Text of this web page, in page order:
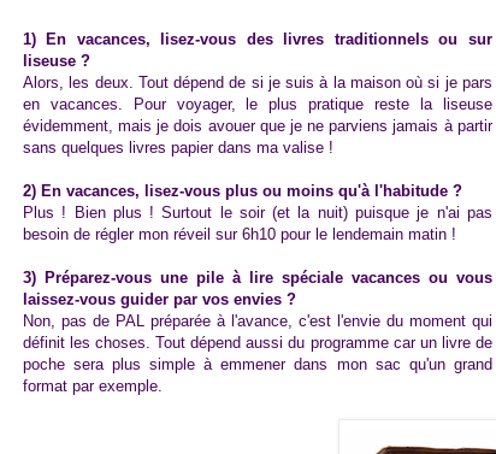
1) En vacances, lisez-vous des livres traditionnels ou sur
liseuse ?
Alors, les deux. Tout dépend de si je suis à la maison où si je pars
en vacances. Pour voyager, le plus pratique reste la liseuse
évidemment, mais je dois avouer que je ne parviens jamais à partir
sans quelques livres papier dans ma valise !
2) En vacances, lisez-vous plus ou moins qu'à l'habitude ?
Plus ! Bien plus ! Surtout le soir (et la nuit) puisque je n'ai pas
besoin de régler mon réveil sur 6h10 pour le lendemain matin !
3) Préparez-vous une pile à lire spéciale vacances ou vous
laissez-vous guider par vos envies ?
Non, pas de PAL préparée à l'avance, c'est l'envie du moment qui
définit les choses. Tout dépend aussi du programme car un livre de
poche sera plus simple à emmener dans mon sac qu'un grand
format par exemple.